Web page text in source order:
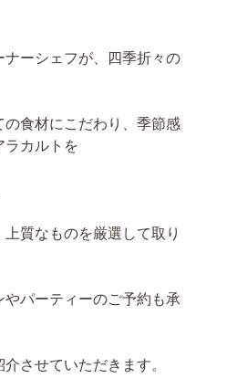
ーシェフが、四季折々の
食材にこだわり、季節感
ラカルトを
質なものを厳選して取り
パーティーのご予約も承
させていただきます。